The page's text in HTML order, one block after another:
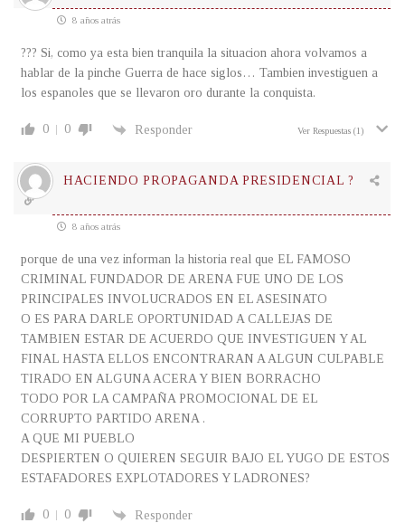
8 años atrás
??? Si, como ya esta bien tranquila la situacion ahora volvamos a
hablar de la pinche Guerra de hace siglos… Tambien investiguen a
los espanoles que se llevaron oro durante la conquista.
0 0 Responder Ver Respuestas (1)
HACIENDO PROPAGANDA PRESIDENCIAL ?
8 años atrás
porque de una vez informan la historia real que EL FAMOSO
CRIMINAL FUNDADOR DE ARENA FUE UNO DE LOS
PRINCIPALES INVOLUCRADOS EN EL ASESINATO
O ES PARA DARLE OPORTUNIDAD A CALLEJAS DE
TAMBIEN ESTAR DE ACUERDO QUE INVESTIGUEN Y AL
FINAL HASTA ELLOS ENCONTRARAN A ALGUN CULPABLE
TIRADO EN ALGUNA ACERA Y BIEN BORRACHO
TODO POR LA CAMPAÑA PROMOCIONAL DE EL
CORRUPTO PARTIDO ARENA .
A QUE MI PUEBLO
DESPIERTEN O QUIEREN SEGUIR BAJO EL YUGO DE ESTOS
ESTAFADORES EXPLOTADORES Y LADRONES?
0 0 Responder